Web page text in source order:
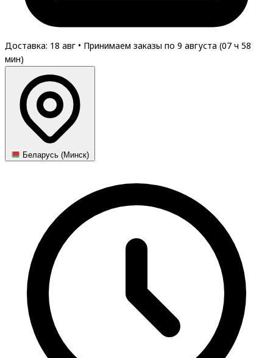
Доставка: 18 авг • Принимаем заказы по 9 августа (07 ч 58
мин)
Беларусь (Минск)